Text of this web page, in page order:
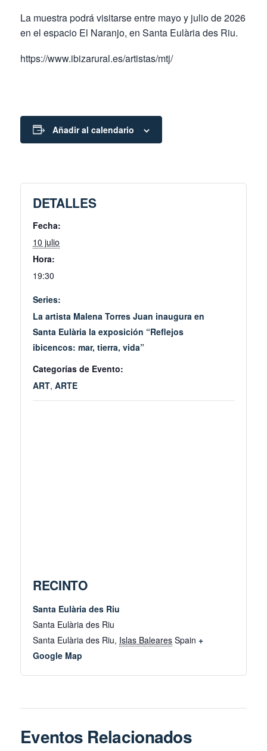
La muestra podrá visitarse entre mayo y julio de 2026
en el espacio El Naranjo, en Santa Eulària des Riu.
https://www.ibizarural.es/artistas/mtj/
Añadir al calendario
DETALLES
Fecha:
10 julio
Hora:
19:30
Series:
La artista Malena Torres Juan inaugura en
Santa Eulària la exposición “Reflejos
ibicencos: mar, tierra, vida”
Categorías de Evento:
ART, ARTE
RECINTO
Santa Eulària des Riu
Santa Eulària des Riu
Santa Eulària des Riu, Islas Baleares Spain +
Google Map
Eventos Relacionados